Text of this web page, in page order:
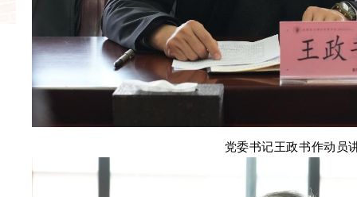
党委书记王政书作动员